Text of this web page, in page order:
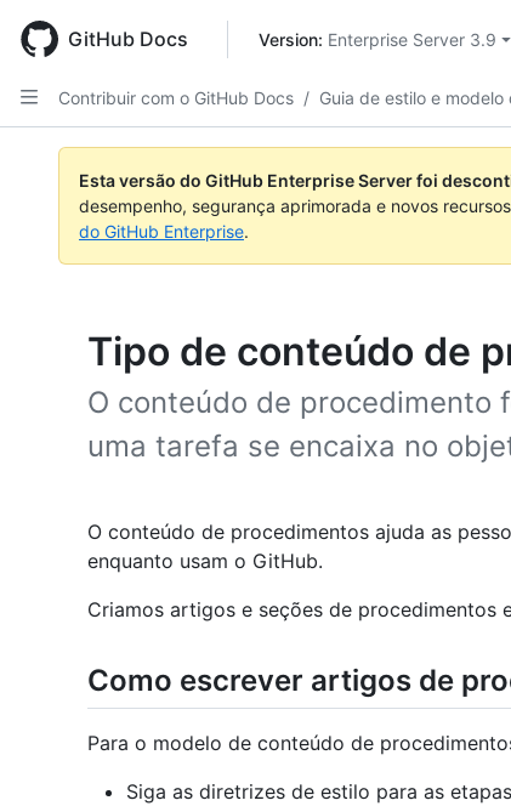
main
content
GitHub Docs Version: Enterprise Server 3.9
Contribuir com o GitHub Docs / Guia de estilo e
Esta versão do GitHub Enterprise Server foi
desempenho, segurança aprimorada e novos
do GitHub Enterprise.
Tipo de conteúdo de
O conteúdo de procedimento
uma tarefa se encaixa no
O conteúdo de procedimentos ajuda as
enquanto usam o GitHub.
Criamos artigos e seções de procedimentos
Como escrever artigos de
Para o modelo de conteúdo de
Siga as diretrizes de estilo para as